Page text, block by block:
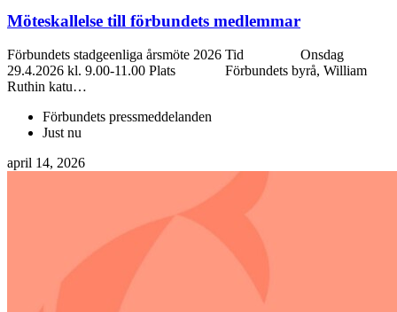
Möteskallelse till förbundets medlemmar
Förbundets stadgeenliga årsmöte 2026 Tid Onsdag
29.4.2026 kl. 9.00-11.00 Plats Förbundets byrå, William
Ruthin katu…
Förbundets pressmeddelanden
Just nu
april 14, 2026